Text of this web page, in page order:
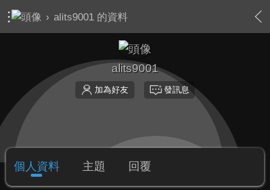
› alits9001 的資料
alits9001
加為好友 發訊息
個人資料 主題 回覆